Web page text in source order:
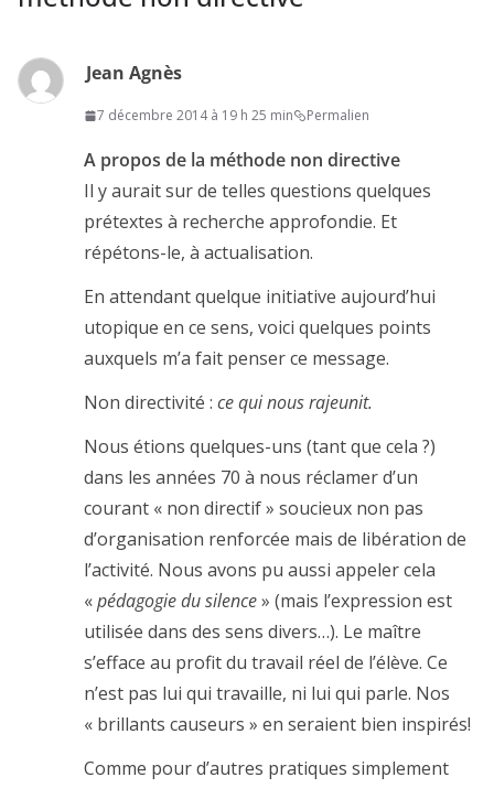
Jean Agnès
7 décembre 2014 à 19 h 25 min Permalien
A propos de la méthode non directive
Il y aurait sur de telles questions quelques
prétextes à recherche approfondie. Et
répétons-le, à actualisation.
En attendant quelque initiative aujourd’hui
utopique en ce sens, voici quelques points
auxquels m’a fait penser ce message.
Non directivité : ce qui nous rajeunit.
Nous étions quelques-uns (tant que cela ?)
dans les années 70 à nous réclamer d’un
courant « non directif » soucieux non pas
d’organisation renforcée mais de libération de
l’activité. Nous avons pu aussi appeler cela
«pédagogie du silence» (mais l’expression est
utilisée dans des sens divers…). Le maître
s’efface au profit du travail réel de l’élève. Ce
n’est pas lui qui travaille, ni lui qui parle. Nos
« brillants causeurs » en seraient bien inspirés!
Comme pour d’autres pratiques simplement